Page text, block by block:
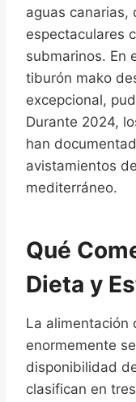
aguas canarias,
espectaculares
submarinos. En
tiburón mako
excepcional,
Durante 2024,
han
avistamientos
mediterráneo.
Qué
Dieta y
La alimentación
enormemente
disponibilidad
clasifican en